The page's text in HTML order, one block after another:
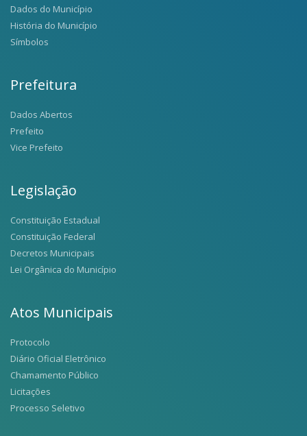
Dados do Município
História do Município
Símbolos
Prefeitura
Dados Abertos
Prefeito
Vice Prefeito
Legislação
Constituição Estadual
Constituição Federal
Decretos Municipais
Lei Orgânica do Município
Atos Municipais
Protocolo
Diário Oficial Eletrônico
Chamamento Público
Licitações
Processo Seletivo